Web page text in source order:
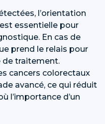
l’orientation
essentielle pour
En cas de
prend le relais pour
de traitement.
cancers colorectaux
avancé, ce qui réduit
l’importance d’un